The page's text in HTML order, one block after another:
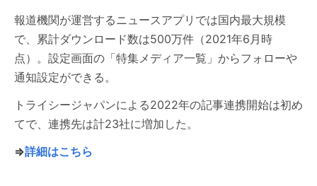
報道機関が運営するニュースアプリでは国内最大規模
で、累計ダウンロード数は500万件（2021年6月時
点）。設定画面の「特集メディア一覧」からフォローや
通知設定ができる。
トライシージャパンによる2022年の記事連携開始は初め
てで、連携先は計23社に増加した。
⇒詳細はこちら